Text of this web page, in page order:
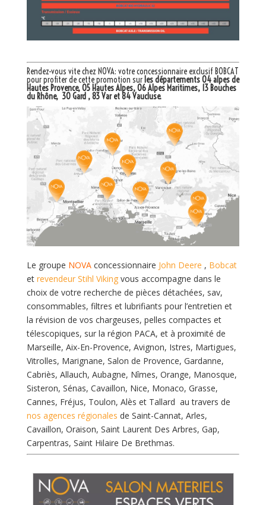
Rendez-vous vite chez NOVA: votreconcessionnaire exclusif BOBCAT
pour profiter de cette promotion sur les départements 04 alpes de
Hautes Provence, 05 Hautes Alpes, 06 Alpes Maritimes, 13 Bouches
du Rhône, 30 Gard , 83 Var et 84 Vaucluse.
Le groupe NOVA concessionnaire John Deere , Bobcat
et revendeur Stihl Vikingvous accompagne dans le
choix de votre recherche de pièces détachées, sav,
consommables, filtres et lubrifiants pour l’entretien et
la révision de vos chargeuses, pelles compactes et
télescopiques, sur la région PACA, et à proximité de
Marseille, Aix-En-Provence, Avignon, Istres, Martigues,
Vitrolles, Marignane, Salon de Provence, Gardanne,
Cabriès, Allauch, Aubagne, Nîmes, Orange, Manosque,
Sisteron, Sénas, Cavaillon, Nice, Monaco, Grasse,
Cannes, Fréjus, Toulon, Alès et Tallard au travers de
nos agences régionales de Saint-Cannat, Arles,
Cavaillon, Oraison, Saint Laurent Des Arbres, Gap,
Carpentras, Saint Hilaire De Brethmas.